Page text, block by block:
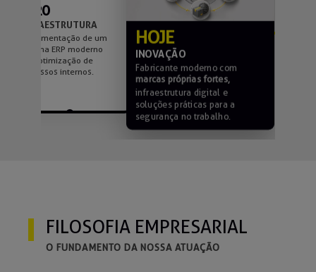
2020
INFRAESTRUTURA
Implementação de um
sistema ERP moderno
para otimização de
processos internos.
HOJE
INOVAÇÃO
Fabricante moderno com
marcas próprias fortes,
infraestrutura digital e
soluções práticas para a
segurança no trabalho.
FILOSOFIA EMPRESARIAL
O FUNDAMENTO DA NOSSA ATUAÇÃO